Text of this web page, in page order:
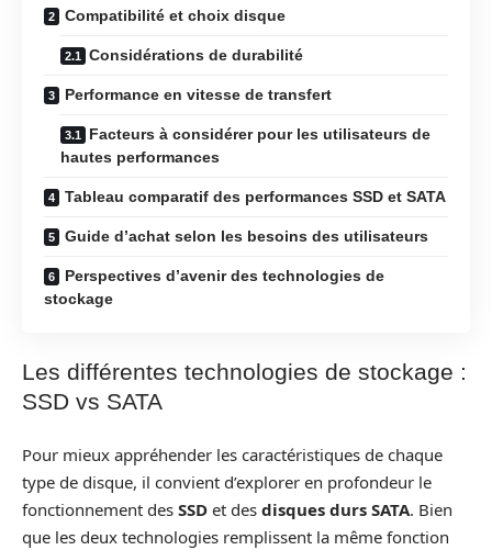
Compatibilité et choix disque
Considérations de durabilité
Performance en vitesse de transfert
Facteurs à considérer pour les utilisateurs de
hautes performances
Tableau comparatif des performances SSD et SATA
Guide d’achat selon les besoins des utilisateurs
Perspectives d’avenir des technologies de
stockage
Les différentes technologies de stockage :
SSD vs SATA
Pour mieux appréhender les caractéristiques de chaque
type de disque, il convient d’explorer en profondeur le
fonctionnement des SSD et des disques durs SATA. Bien
que les deux technologies remplissent la même fonction